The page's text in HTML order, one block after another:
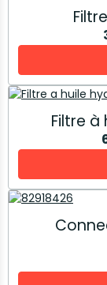
Filtre à